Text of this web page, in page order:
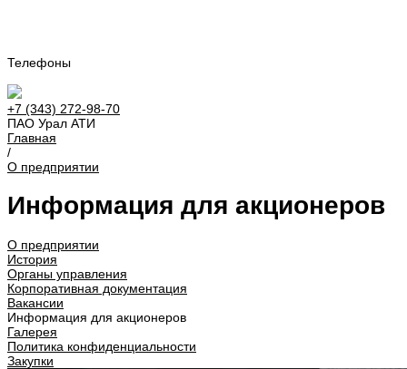
Телефоны
+7 (343) 272-98-70
ПАО Урал АТИ
Главная
/
О предприятии
Информация для акционеров
О предприятии
История
Органы управления
Корпоративная документация
Вакансии
Информация для акционеров
Галерея
Политика конфиденциальности
Закупки